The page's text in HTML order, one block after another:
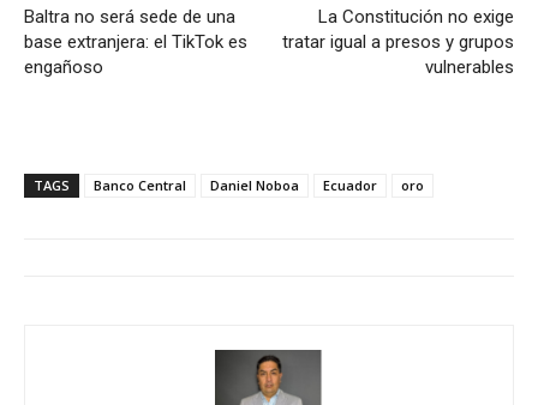
Baltra no será sede de una
base extranjera: el TikTok es
engañoso
La Constitución no exige
tratar igual a presos y grupos
vulnerables
TAGS Banco Central Daniel Noboa Ecuador oro